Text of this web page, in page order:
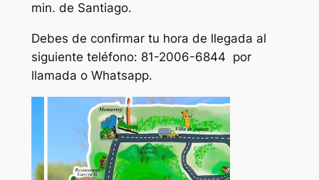
min. de Santiago.
Debes de confirmar tu hora de llegada al
siguiente teléfono: 81-2006-6844 por
llamada o Whatsapp.